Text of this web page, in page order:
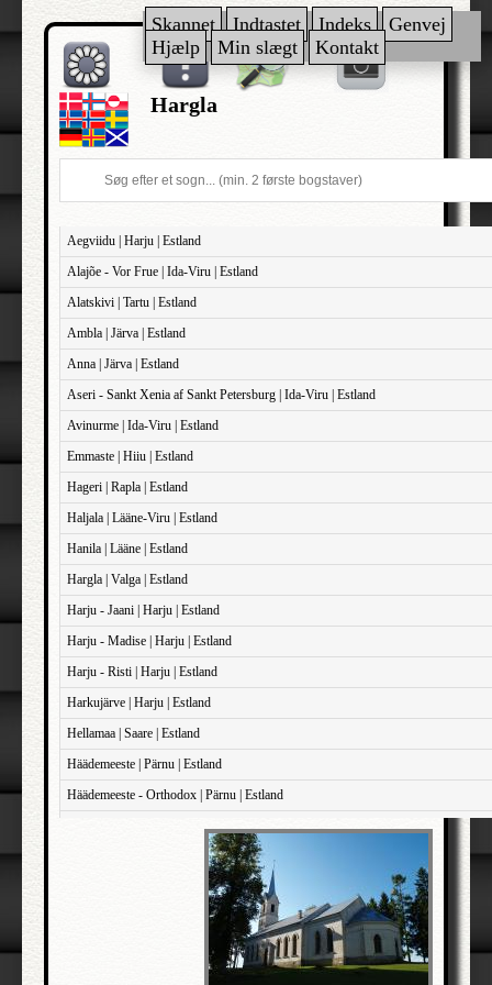
Skannet Indtastet Indeks
Genvej
Hjælp
Min slægt Kontakt
Hargla
Aegviidu | Harju | Estland
Alajõe - Vor Frue | Ida-Viru | Estland
Alatskivi | Tartu | Estland
Ambla | Järva | Estland
Anna | Järva | Estland
Aseri - Sankt Xenia af Sankt Petersburg | Ida-Viru | Estland
Avinurme | Ida-Viru | Estland
Emmaste | Hiiu | Estland
Hageri | Rapla | Estland
Haljala | Lääne-Viru | Estland
Hanila | Lääne | Estland
Hargla | Valga | Estland
Harju - Jaani | Harju | Estland
Harju - Madise | Harju | Estland
Harju - Risti | Harju | Estland
Harkujärve | Harju | Estland
Hellamaa | Saare | Estland
Häädemeeste | Pärnu | Estland
Häädemeeste - Orthodox | Pärnu | Estland
Haapsalu - Domkirken | Lääne | Estland
Haapsalu - Sankt John | Lääne | Estland
Haapsalu - Sankt Maria Magdalene | Lääne | Estland